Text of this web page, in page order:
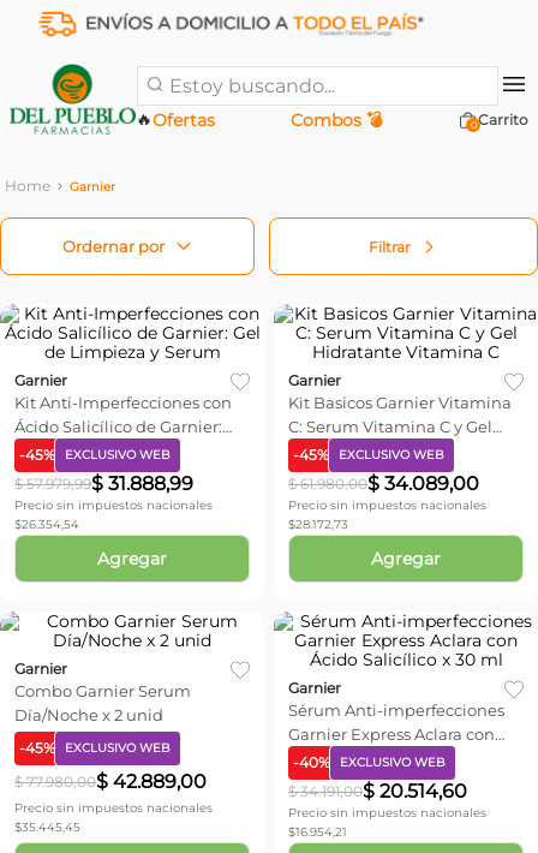
Estoy buscando...
Ofertas
🔥 Combos 💣 0
Garnier
Filtrar
Garnier
Kit Anti-Imperfecciones con
Ácido Salicílico de Garnier:
Gel de Limpieza y Serum
-45% EXCLUSIVO WEB
$ 57.979,99$ 31.888,99
Precio sin impuestos nacionales
$26.354,54
Agregar
Garnier
Kit Basicos Garnier Vitamina
C: Serum Vitamina C y Gel
Hidratante Vitamina C
-45% EXCLUSIVO WEB
$ 61.980,00$ 34.089,00
Precio sin impuestos nacionales
$28.172,73
Agregar
Garnier
Combo Garnier Serum
Día/Noche x 2 unid
-45% EXCLUSIVO WEB
$ 77.980,00$ 42.889,00
Precio sin impuestos nacionales
$35.445,45
Garnier
Sérum Anti-imperfecciones
Garnier Express Aclara con
Ácido Salicílico x 30 ml
-40% EXCLUSIVO WEB
$ 34.191,00$ 20.514,60
Precio sin impuestos nacionales
$16.954,21